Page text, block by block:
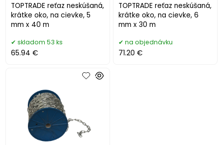
TOPTRADE reťaz neskúšaná,
krátke oko, na cievke, 5
mm x 40 m
skladom 53 ks
65.94 €
TOPTRADE reťaz neskúšaná,
krátke oko, na cievke, 6
mm x 30 m
na objednávku
71.20 €